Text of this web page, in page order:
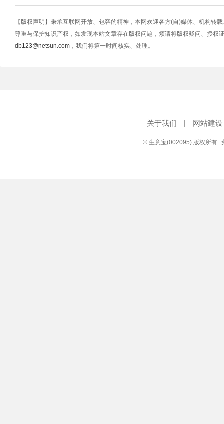
【版权声明】秉承互联网开放、包容的精神，本网欢迎各方(自)媒体、机构转
尊重与保护知识产权，如发现本站文章存在版权问题，烦请将版权疑问、授权
db123@netsun.com ，我们将第一时间核实、处理。
关于我们 | 网站建设
© 生意宝(002095) 版权所有